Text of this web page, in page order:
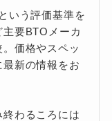
いう評価基準を
要BTOメーカ
価格やスペッ
新の情報をお
わるころには